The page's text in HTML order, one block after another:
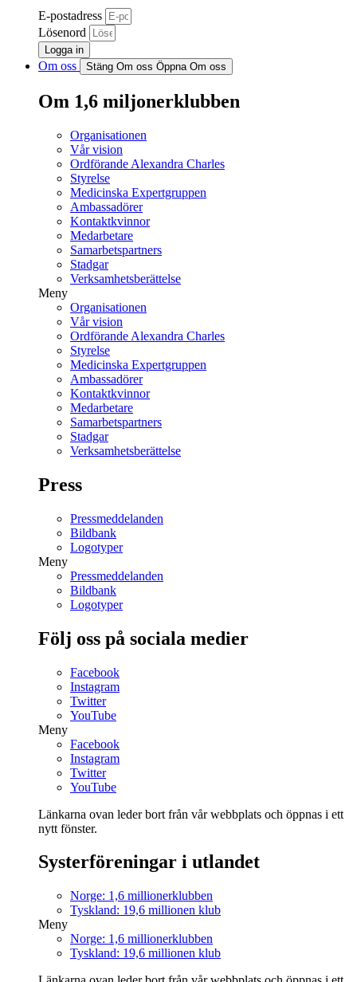
E-postadress
Lösenord
Logga in
Om oss Stäng Om oss Öppna Om oss
Om 1,6 miljonerklubben
Organisationen
Vår vision
Ordförande Alexandra Charles
Styrelse
Medicinska Expertgruppen
Ambassadörer
Kontaktkvinnor
Medarbetare
Samarbetspartners
Stadgar
Verksamhetsberättelse
Meny
Organisationen
Vår vision
Ordförande Alexandra Charles
Styrelse
Medicinska Expertgruppen
Ambassadörer
Kontaktkvinnor
Medarbetare
Samarbetspartners
Stadgar
Verksamhetsberättelse
Press
Pressmeddelanden
Bildbank
Logotyper
Meny
Pressmeddelanden
Bildbank
Logotyper
Följ oss på sociala medier
Facebook
Instagram
Twitter
YouTube
Meny
Facebook
Instagram
Twitter
YouTube
Länkarna ovan leder bort från vår webbplats och öppnas i ett
nytt fönster.
Systerföreningar i utlandet
Norge: 1,6 millionerklubben
Tyskland: 19,6 millionen klub
Meny
Norge: 1,6 millionerklubben
Tyskland: 19,6 millionen klub